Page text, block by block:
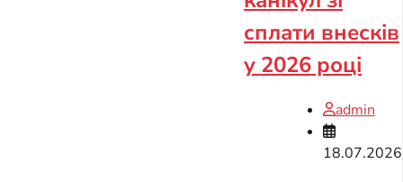
сплати внесків
у 2026 році
admin
18.07.2026